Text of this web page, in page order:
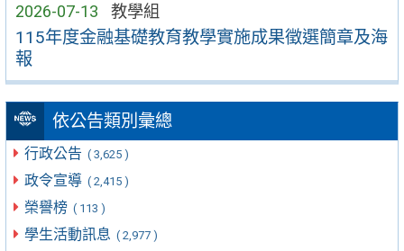
2026-07-13 教學組
115年度金融基礎教育教學實施成果徵選簡章及海
報
依公告類別彙總
行政公告 ( 3,625 )
政令宣導 ( 2,415 )
榮譽榜 ( 113 )
學生活動訊息 ( 2,977 )